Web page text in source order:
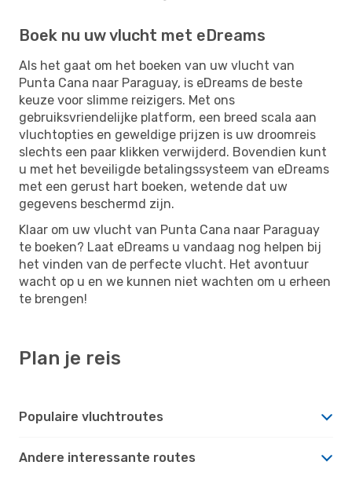
Boek nu uw vlucht met eDreams
Als het gaat om het boeken van uw vlucht van
Punta Cana naar Paraguay, is eDreams de beste
keuze voor slimme reizigers. Met ons
gebruiksvriendelijke platform, een breed scala aan
vluchtopties en geweldige prijzen is uw droomreis
slechts een paar klikken verwijderd. Bovendien kunt
u met het beveiligde betalingssysteem van eDreams
met een gerust hart boeken, wetende dat uw
gegevens beschermd zijn.
Klaar om uw vlucht van Punta Cana naar Paraguay
te boeken? Laat eDreams u vandaag nog helpen bij
het vinden van de perfecte vlucht. Het avontuur
wacht op u en we kunnen niet wachten om u erheen
te brengen!
Plan je reis
Populaire vluchtroutes
Andere interessante routes